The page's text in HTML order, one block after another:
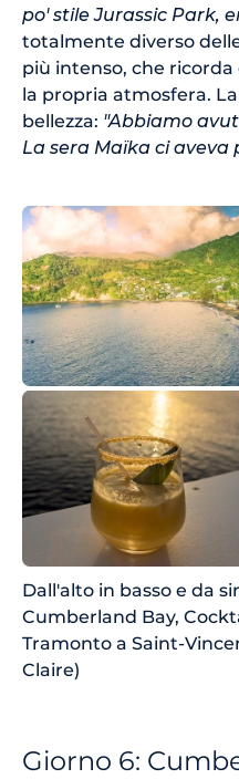
po' stile Jurassic Park,
totalmente diverso
più intenso, che
la propria atmosfera.
bellezza: "Abbiamo
La sera Maïka ci
Dall'alto in basso e da
Cumberland Bay,
Tramonto a Saint-
Claire)
Giorno 6: